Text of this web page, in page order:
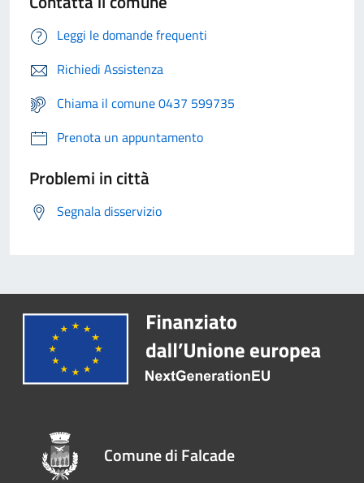
Leggi le domande frequenti
Richiedi Assistenza
Chiama il comune 0437 599735
Prenota un appuntamento
Problemi in città
Segnala disservizio
Comune di Falcade